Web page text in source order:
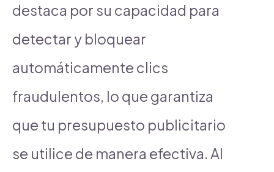
destaca por su capacidad para
detectar y bloquear
automáticamente clics
fraudulentos, lo que garantiza
que tu presupuesto publicitario
se utilice de manera efectiva. Al